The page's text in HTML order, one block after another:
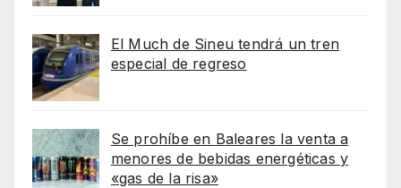
El Much de Sineu tendrá un tren
especial de regreso
Se prohíbe en Baleares la venta a
menores de bebidas energéticas y
«gas de la risa»